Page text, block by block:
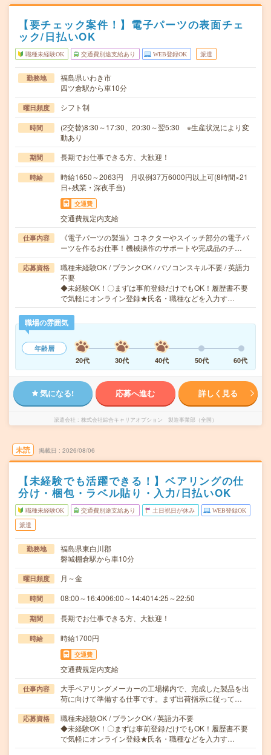
【要チェック案件！】電子パーツの表面チェ
ック/日払いOK
職種未経験OK 交通費別途支給あり WEB登録OK 派遣
勤務地
福島県いわき市
四ツ倉駅から車10分
曜日頻度 シフト制
時間
(2交替)8:30～17:30、20:30～翌5:30 ※生産状況により変
動あり
期間 長期でお仕事できる方、大歓迎！
時給
時給1650～2063円 月収例37万6000円以上可(8時間×21
日+残業・深夜手当)
交通費
交通費規定内支給
仕事内容
《電子パーツの製造》コネクターやスイッチ部分の電子パ
ーツを作るお仕事！機械操作のサポートや完成品のチ…
応募資格
職種未経験OK / ブランクOK / パソコンスキル不要 / 英語力
不要
◆未経験OK！〇まずは事前登録だけでもOK！履歴書不要
で気軽にオンライン登録★氏名・職種などを入力す…
職場の雰囲気
年齢層
20代
30代 40代 50代 60代
気になる! 応募へ進む 詳しく見る
派遣会社 株式会社綜合キャリアオプション 製造事業部（全国）
未読 掲載日 2026/08/06
【未経験でも活躍できる！】ベアリングの仕
分け・梱包・ラベル貼り・入力/日払いOK
職種未経験OK 交通費別途支給あり 土日祝日が休み WEB登録OK
派遣
勤務地
福島県東白川郡
磐城棚倉駅から車10分
曜日頻度 月～金
時間 08:00～16:4006:00～14:4014:25～22:50
期間 長期でお仕事できる方、大歓迎！
時給 時給1700円
交通費
交通費規定内支給
仕事内容
大手ベアリングメーカーの工場構内で、完成した製品を出
荷に向けて準備する仕事です。まず出荷指示に従って…
応募資格
職種未経験OK / ブランクOK / 英語力不要
◆未経験OK！〇まずは事前登録だけでもOK！履歴書不要
で気軽にオンライン登録★氏名・職種などを入力す…